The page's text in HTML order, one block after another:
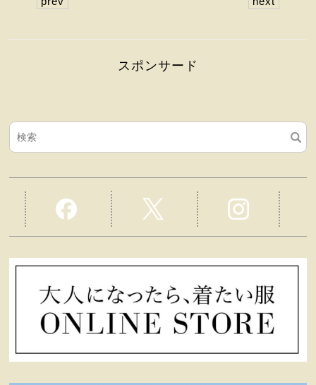
スポンサード